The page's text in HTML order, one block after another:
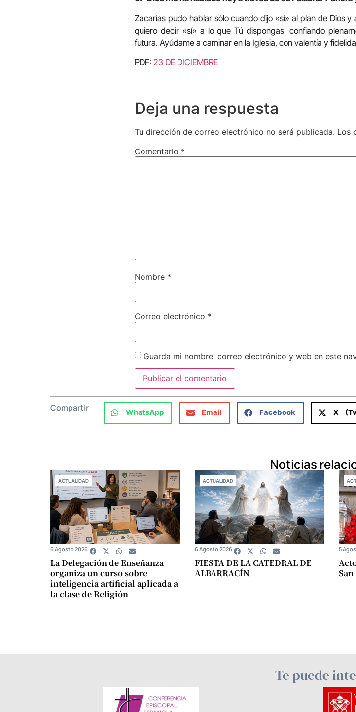
Zacarías pudo hablar sólo cuando dijo «sí» al plan de Dios
quiero decir «sí» a lo que Tú dispongas, confiando
futura. Ayúdame a caminar en la Iglesia, con valentía y
PDF: 23 DE DICIEMBRE
Deja una respuesta
Tu dirección de correo electrónico no será publicada. Los
Comentario *
Nombre *
Correo electrónico *
Guarda mi nombre, correo electrónico y web en este
Compartir WhatsApp Email Facebook X
Noticias
ACTUALIDAD
La Delegación de Enseñanza
organiza un curso sobre
inteligencia artificial aplicada a
la clase de Religión
6 Agosto 2026
ACTUALIDAD
FIESTA DE LA CATEDRAL DE
ALBARRACÍN
6 Agosto 2026 5
Te puede